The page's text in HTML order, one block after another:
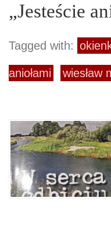
„Jesteście
Tagged with:
aniołami wiesław